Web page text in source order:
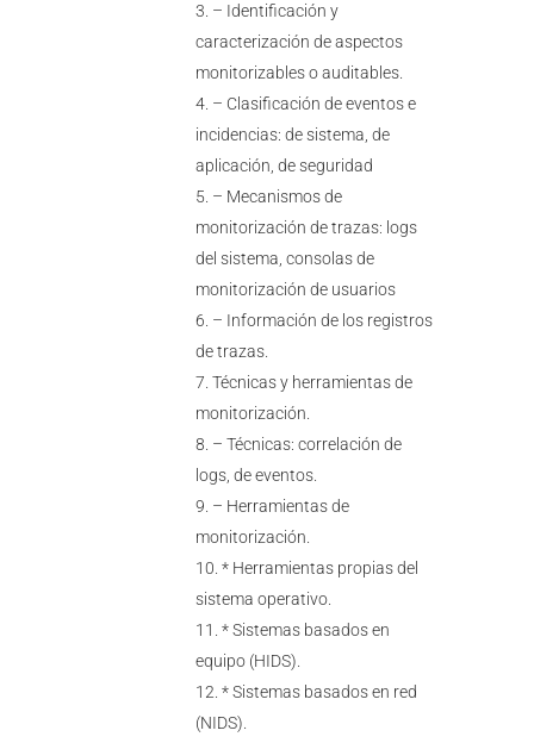
– Identificación y
caracterización de aspectos
monitorizables o auditables.
– Clasificación de eventos e
incidencias: de sistema, de
aplicación, de seguridad
– Mecanismos de
monitorización de trazas: logs
del sistema, consolas de
monitorización de usuarios
– Información de los registros
de trazas.
Técnicas y herramientas de
monitorización.
– Técnicas: correlación de
logs, de eventos.
– Herramientas de
monitorización.
* Herramientas propias del
sistema operativo.
* Sistemas basados en
equipo (HIDS).
* Sistemas basados en red
(NIDS).